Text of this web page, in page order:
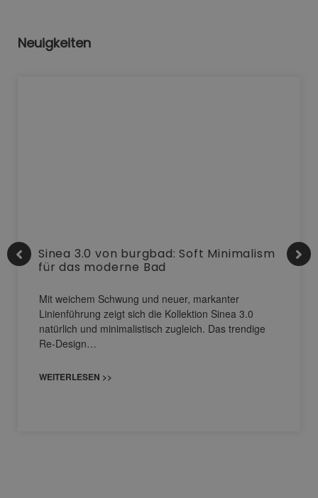
Neuigkeiten
Sinea 3.0 von burgbad: Soft Minimalism
für das moderne Bad
Mit weichem Schwung und neuer, markanter
Linienführung zeigt sich die Kollektion Sinea 3.0
natürlich und minimalistisch zugleich. Das trendige
Re-Design…
WEITERLESEN >>